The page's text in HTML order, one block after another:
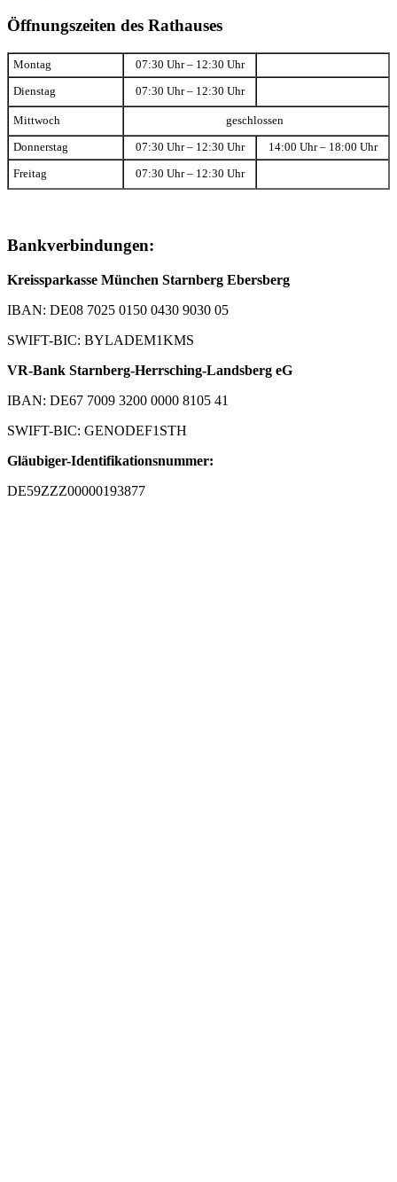
Öffnungszeiten des Rathauses
Montag 07:30 Uhr – 12:30 Uhr
Dienstag 07:30 Uhr – 12:30 Uhr
Mittwoch geschlossen
Donnerstag 07:30 Uhr – 12:30 Uhr 14:00 Uhr – 18:00 Uhr
Freitag 07:30 Uhr – 12:30 Uhr
Bankverbindungen:
Kreissparkasse München Starnberg Ebersberg
IBAN: DE08 7025 0150 0430 9030 05
SWIFT-BIC: BYLADEM1KMS
VR-Bank Starnberg-Herrsching-Landsberg eG
IBAN: DE67 7009 3200 0000 8105 41
SWIFT-BIC: GENODEF1STH
Gläubiger-Identifikationsnummer:
DE59ZZZ00000193877